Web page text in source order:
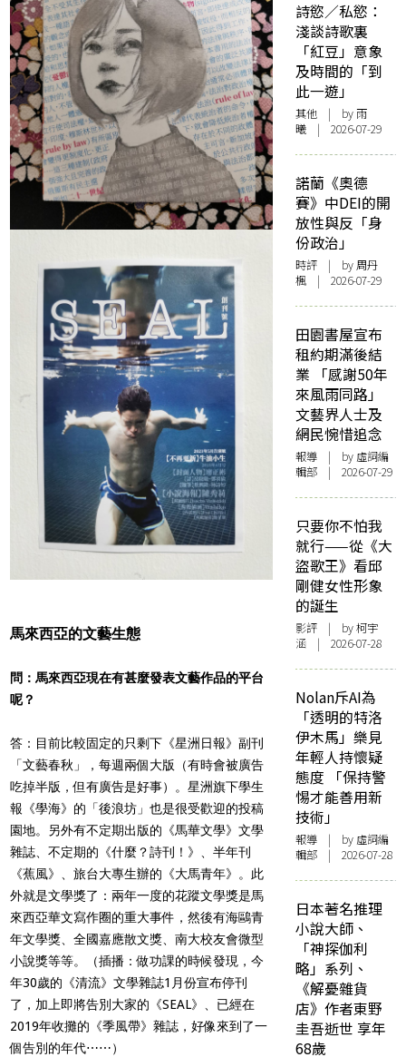
馬來西亞的文藝生態
問：馬來西亞現在有甚麼發表文藝作品的平台
呢？
答：目前比較固定的只剩下《星洲日報》副刊
「文藝春秋」，每週兩個大版（有時會被廣告
吃掉半版，但有廣告是好事）。星洲旗下學生
報《學海》的「後浪坊」也是很受歡迎的投稿
園地。另外有不定期出版的《馬華文學》文學
雜誌、不定期的《什麼？詩刊！》、半年刊
《蕉風》、旅台大專生辦的《大馬青年》。此
外就是文學獎了：兩年一度的花蹤文學獎是馬
來西亞華文寫作圈的重大事件，然後有海鷗青
年文學獎、全國嘉應散文獎、南大校友會微型
小說獎等等。（插播：做功課的時候發現，今
年30歲的《清流》文學雜誌1月份宣布停刊
了，加上即將告別大家的《SEAL》、已經在
2019年收攤的《季風帶》雜誌，好像來到了一
個告別的年代⋯⋯）
詩慾／私慾：
淺談詩歌裏
「紅豆」意象
及時間的「到
此一遊」
其他 | by 雨
曦 | 2026-07-29
諾蘭《奧德
賽》中DEI的開
放性與反「身
份政治」
時評 | by周丹
楓 | 2026-07-29
田園書屋宣布
租約期滿後結
業 「感謝50年
來風雨同路」
文藝界人士及
網民惋惜追念
報導 | by 虛詞編
輯部 | 2026-07-29
只要你不怕我
就行——從《大
盜歌王》看邱
剛健女性形象
的誕生
影評 | by 柯宇
涵 | 2026-07-28
Nolan斥AI為
「透明的特洛
伊木馬」樂見
年輕人持懷疑
態度 「保持警
惕才能善用新
技術」
報導 | by 虛詞編
輯部 | 2026-07-28
日本著名推理
小說大師、
「神探伽利
略」系列、
《解憂雜貨
店》作者東野
圭吾逝世 享年
68歲